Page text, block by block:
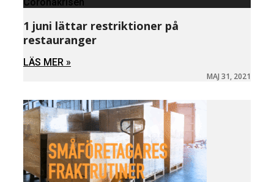
1 juni lättar restriktioner på
restauranger
LÄS MER »
MAJ 31, 2021